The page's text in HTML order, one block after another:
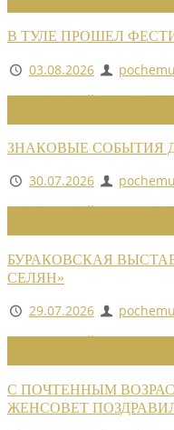
В ТУЛЕ ПРОШЕЛ
03.08.2026
ЗНАКОВЫЕ СОБЫТИЯ
30.07.2026
БУРАКОВСКАЯ
СЕЛЯН»
29.07.2026
С ПОЧТЕННЫМ
ЖЕНСОВЕТ